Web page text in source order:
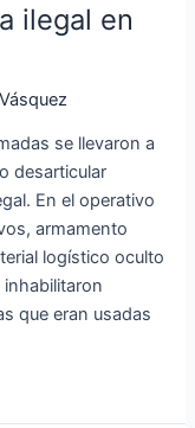
ilegal en
se llevaron a
desarticular
En el operativo
armamento
logístico oculto
que eran usadas